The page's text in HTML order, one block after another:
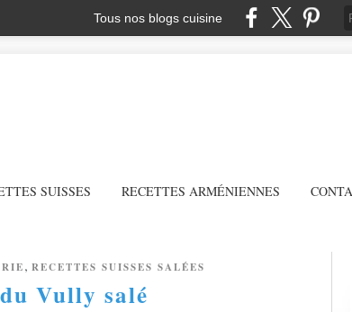
Tous nos blogs cuisine
SUISSES RECETTES ARMÉNIENNES
, RECETTES SUISSES SALÉES
Vully salé